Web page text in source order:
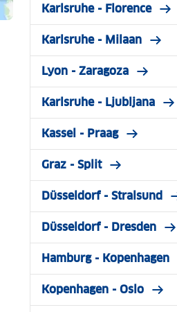
Karlsruhe - Florence
Karlsruhe - Milaan
Lyon - Zaragoza
Karlsruhe - Ljubljana
Kassel - Praag
Graz - Split
Düsseldorf - Stralsund
Düsseldorf - Dresden
Hamburg - Kopenhagen
Kopenhagen - Oslo